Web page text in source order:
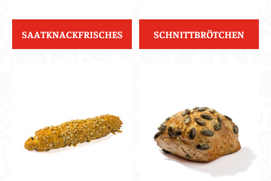
SAATKNACKFRISCHES SCHNITTBRÖTCHEN